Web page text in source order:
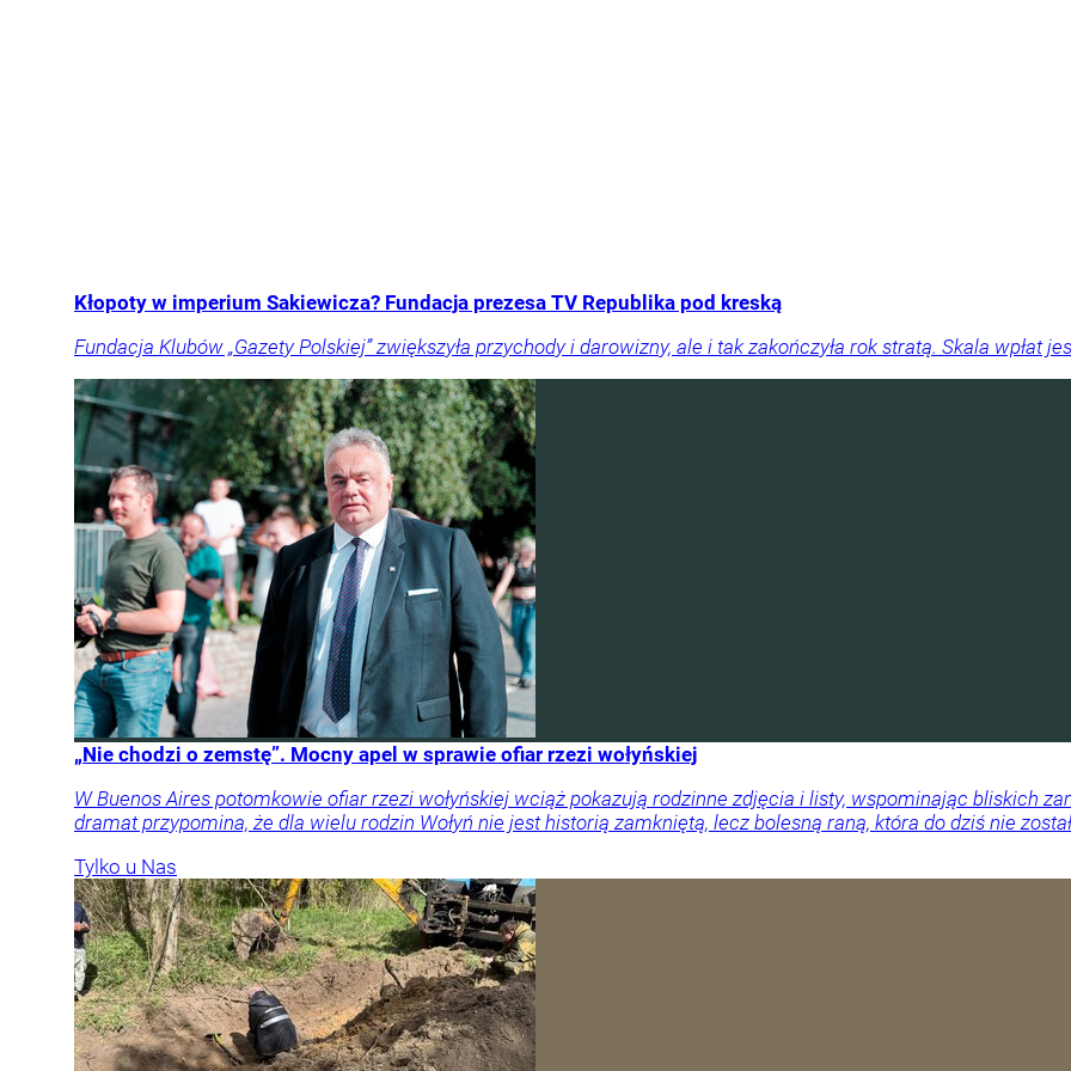
Kłopoty w imperium Sakiewicza? Fundacja prezesa TV Republika pod kreską
Fundacja Klubów „Gazety Polskiej” zwiększyła przychody i darowizny, ale i tak zakończyła rok stratą. Skala wpłat
„Nie chodzi o zemstę”. Mocny apel w sprawie ofiar rzezi wołyńskiej
W Buenos Aires potomkowie ofiar rzezi wołyńskiej wciąż pokazują rodzinne zdjęcia i listy, wspominając bliskich
dramat przypomina, że dla wielu rodzin Wołyń nie jest historią zamkniętą, lecz bolesną raną, która do dziś nie
Tylko u Nas